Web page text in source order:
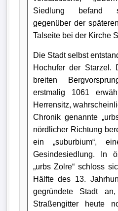
Siedlung befand
gegenüber der
Talseite bei der Kirche
Die Stadt selbst
Hochufer der Starzel.
breiten
erstmalig 1061
Herrensitz,
Chronik genannte
nördlicher Richtung
ein „suburbium“,
Gesindesiedlung. In
„urbs Zolre“ schloss
Hälfte des 13.
gegründete Stadt
Straßengitter heute